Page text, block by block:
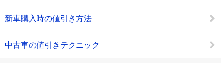
新車購入時の値引き方法
中古車の値引きテクニック